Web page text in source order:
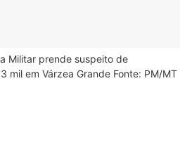
Militar prende suspeito de
mil em Várzea Grande Fonte: PM/MT